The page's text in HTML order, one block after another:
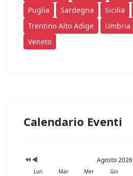
Puglia
Sardegna Sicilia
Trentino Alto Adige
Umbria
Veneto
Calendario Eventi
Agosto 2026
Lun Mar Mer Gio